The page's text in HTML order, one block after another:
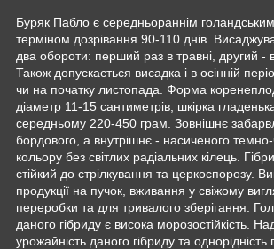
Буряк Пабло є середньораннім
терміном дозрівання 90-110 днів.
два обороти: перший раз в травні, другий - в
Також допускається висадка і в осінній
чи на початку листопада. Форма
діаметр 11-15 сантиметрів, шкірка
середньому 220-450 грам. Зовнішнє
бордового, а внутрішнє - насиченого
кольору без світлих радіальних кілець.
стійкий до стрілкування та церкоспорозу.
продукції на пучок, вживання у свіжому
переробки та для тривалого зберігання.
даного гібриду є висока морозостійкість.
урожайність даного гібриду та однорідність